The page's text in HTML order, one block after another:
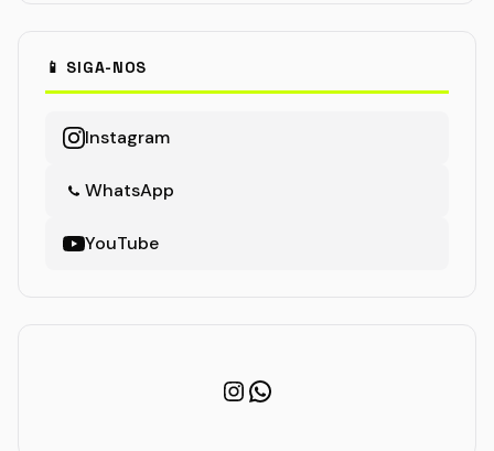
📱 SIGA-NOS
Instagram
WhatsApp
YouTube
Instagram
WhatsApp